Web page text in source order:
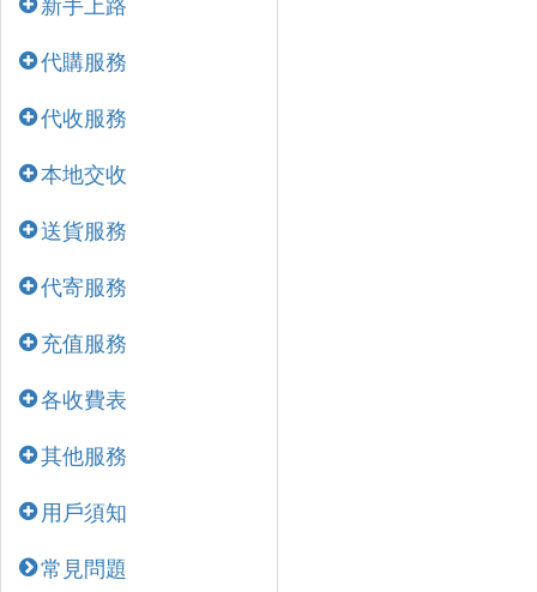
新手上路
代購服務
代收服務
本地交收
送貨服務
代寄服務
充值服務
各收費表
其他服務
用戶須知
常見問題